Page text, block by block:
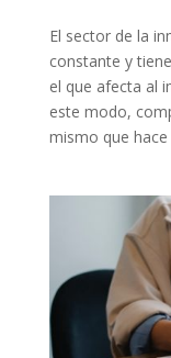
El sector de la
constante y
el que afecta al
este modo,
mismo que